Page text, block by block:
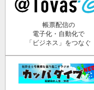
帳票配信の
電子化・自動化で
「ビジネス」をつなぐ